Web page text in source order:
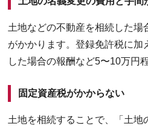
土地などの不動産を相続した場
がかかります。登録免許税に加
した場合の報酬など5〜10万円
固定資産税がかからない
土地を相続することで、「土地